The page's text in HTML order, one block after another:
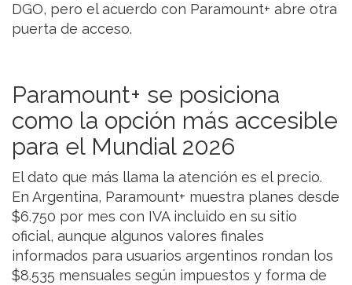
DGO, pero el acuerdo con Paramount+ abre otra
puerta de acceso.
Paramount+ se posiciona
como la opción más accesible
para el Mundial 2026
El dato que más llama la atención es el precio.
En Argentina, Paramount+ muestra planes desde
$6.750 por mes con IVA incluido en su sitio
oficial, aunque algunos valores finales
informados para usuarios argentinos rondan los
$8.535 mensuales según impuestos y forma de